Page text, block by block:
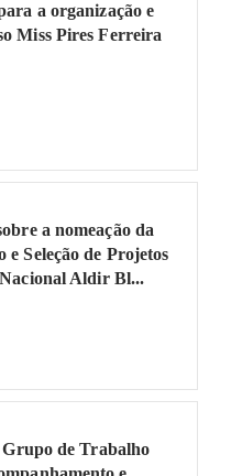
a organização e
Miss Pires Ferreira
a nomeação da
e Seleção de Projetos
Aldir Bl...
Grupo de Trabalho